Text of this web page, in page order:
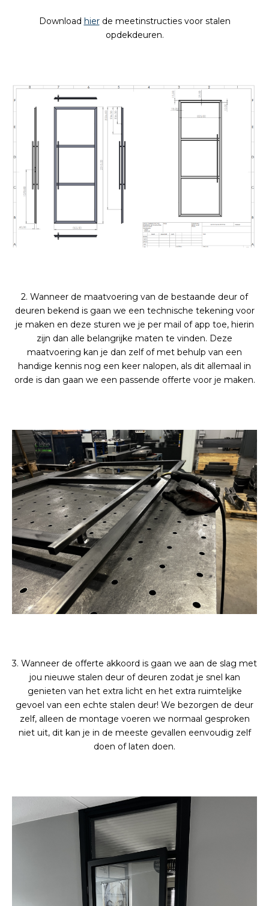
Download hierde meetinstructies voor stalen
opdekdeuren.
2. Wanneer de maatvoering van de bestaande deur of
deuren bekend is gaan we een technische tekening voor
je maken en deze sturen we je per mail of app toe, hierin
zijn dan alle belangrijke maten te vinden. Deze
maatvoering kan je dan zelf of met behulp van een
handige kennis nog een keer nalopen, als dit allemaal in
orde is dan gaan we een passende offerte voor je maken.
3. Wanneer de offerte akkoord is gaan we aan de slag met
jou nieuwe stalen deur of deuren zodat je snel kan
genieten van het extra licht en het extra ruimtelijke
gevoel van een echte stalen deur! We bezorgen de deur
zelf, alleen de montage voeren we normaal gesproken
niet uit, dit kan je in de meeste gevallen eenvoudig zelf
doen of laten doen.